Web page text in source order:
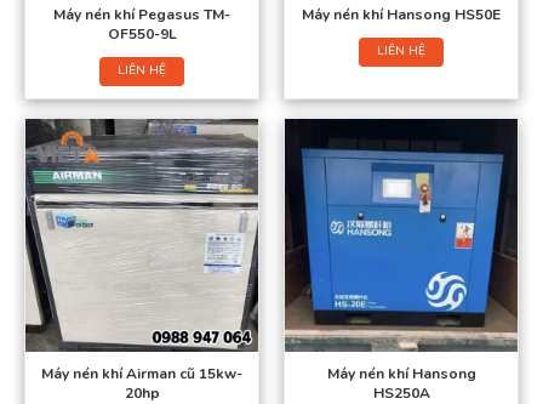
Máy nén khí Pegasus TM-
OF550-9L
LIÊN HỆ
Máy nén khí Hansong HS50E
LIÊN HỆ
Máy nén khí Airman cũ 15kw-
20hp
Máy nén khí Hansong
HS250A